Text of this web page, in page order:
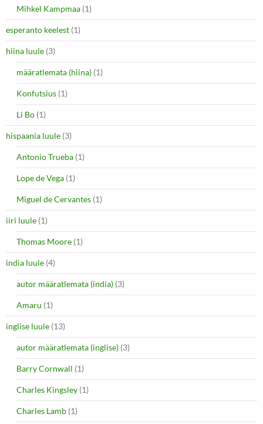
Mihkel Kampmaa (1)
esperanto keelest (1)
hiina luule (3)
määratlemata (hiina) (1)
Konfutsius (1)
Li Bo (1)
hispaania luule (3)
Antonio Trueba (1)
Lope de Vega (1)
Miguel de Cervantes (1)
iiri luule (1)
Thomas Moore (1)
india luule (4)
autor määratlemata (india) (3)
Amaru (1)
inglise luule (13)
autor määratlemata (inglise) (3)
Barry Cornwall (1)
Charles Kingsley (1)
Charles Lamb (1)